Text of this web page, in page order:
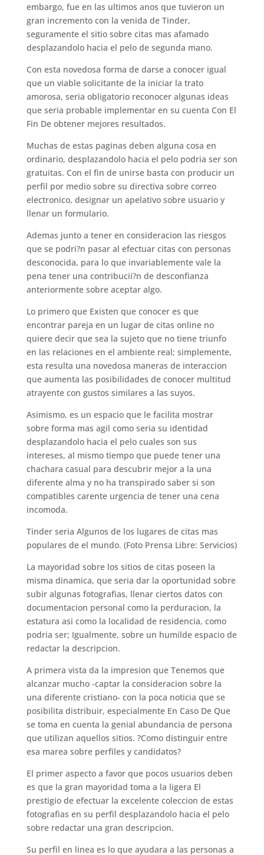
embargo, fue en las ultimos anos que tuvieron un
gran incremento con la venida de Tinder,
seguramente el sitio sobre citas mas afamado
desplazandolo hacia el pelo de segunda mano.
Con esta novedosa forma de darse a conocer igual
que un viable solicitante de la iniciar la trato
amorosa, seri­a obligatorio reconocer algunas ideas
que seri­a probable implementar en su cuenta Con El
Fin De obtener mejores resultados.
Muchas de estas paginas deben alguna cosa en
ordinario, desplazandolo hacia el pelo podri­a ser son
gratuitas. Con el fin de unirse basta con producir un
perfil por medio sobre su directiva sobre correo
electronico, designar un apelativo sobre usuario y
llenar un formulario.
Ademas junto a tener en consideracion las riesgos
que se podri?n pasar al efectuar citas con personas
desconocida, para lo que invariablemente vale la
pena tener una contribucii?n de desconfianza
anteriormente sobre aceptar algo.
Lo primero que Existen que conocer es que
encontrar pareja en un lugar de citas online no
quiere decir que sea la sujeto que no tiene triunfo
en las relaciones en el ambiente real; simplemente,
esta resulta una novedosa maneras de interaccion
que aumenta las posibilidades de conocer multitud
atrayente con gustos similares a las suyos.
Asimismo, es un espacio que le facilita mostrar
sobre forma mas agil como seri­a su identidad
desplazandolo hacia el pelo cuales son sus
intereses, al mismo tiempo que puede tener una
chachara casual para descubrir mejor a la una
diferente alma y no ha transpirado saber si son
compatibles carente urgencia de tener una cena
incomoda.
Tinder seri­a Algunos de los lugares de citas mas
populares de el mundo. (Foto Prensa Libre: Servicios)
La mayoridad sobre los sitios de citas poseen la
misma dinamica, que seri­a dar la oportunidad sobre
subir algunas fotografias, llenar ciertos datos con
documentacion personal como la perduracion, la
estatura asi­ como la localidad de residencia, como
podri­a ser; Igualmente, sobre un humilde espacio de
redactar la descripcion.
A primera vista da la impresion que Tenemos que
alcanzar mucho -captar la consideracion sobre la
una diferente cristiano- con la poca noticia que se
posibilita distribuir, especialmente En Caso De Que
se toma en cuenta la genial abundancia de persona
que utilizan aquellos sitios. ?Como distinguir entre
esa marea sobre perfiles y candidatos?
El primer aspecto a favor que pocos usuarios deben
es que la gran mayoridad toma a la ligera El
prestigio de efectuar la excelente coleccion de estas
fotografias en su perfil desplazandolo hacia el pelo
sobre redactar una gran descripcion.
Su perfil en linea es lo que ayudara a las personas a